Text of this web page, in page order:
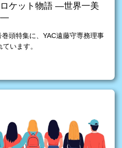
ケット物語 ―世界一美
―
巻頭特集に、YAC遠藤守専務理事
います。